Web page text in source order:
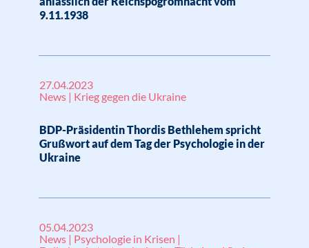
9.11.1938
27.04.2023
News | Krieg gegen die Ukraine
BDP-Präsidentin Thordis Bethlehem spricht
Grußwort auf dem Tag der Psychologie in der
Ukraine
05.04.2023
News | Psychologie in Krisen |